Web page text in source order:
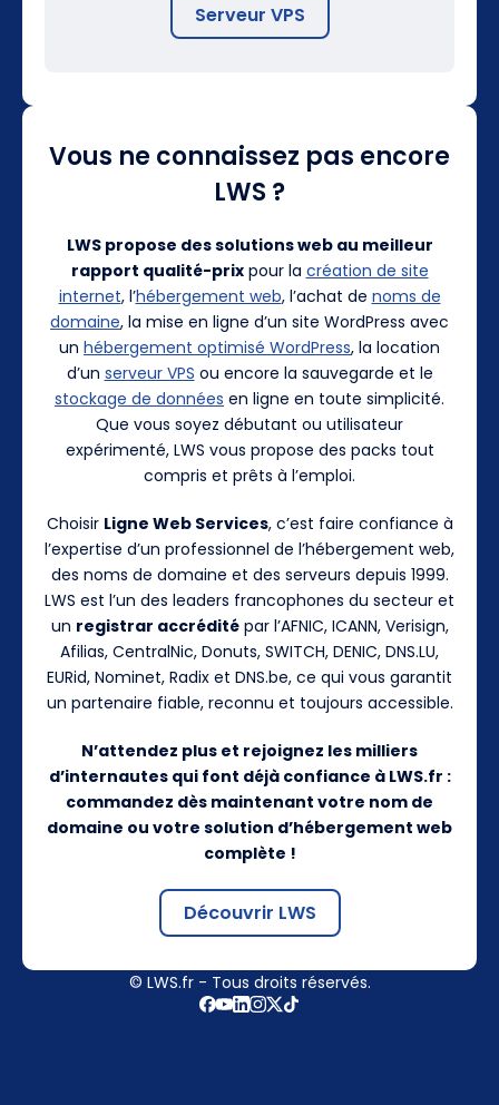
Serveur VPS
Vous ne connaissez pas encore
LWS ?
LWS propose des solutions web au meilleur
rapport qualité-prixpour la création de site
internet, l’hébergement web, l’achat de noms de
domaine, la mise en ligne d’un site WordPress avec
un hébergement optimisé WordPress, la location
d’un serveur VPS ou encore la sauvegarde et le
stockage de données en ligne en toute simplicité.
Que vous soyez débutant ou utilisateur
expérimenté, LWS vous propose des packs tout
compris et prêts à l’emploi.
Choisir Ligne Web Services, c’est faire confiance à
l’expertise d’un professionnel de l’hébergement web,
des noms de domaine et des serveurs depuis 1999.
LWS est l’un des leaders francophones du secteur et
un registrar accréditépar l’AFNIC, ICANN, Verisign,
Afilias, CentralNic, Donuts, SWITCH, DENIC, DNS.LU,
EURid, Nominet, Radix et DNS.be, ce qui vous garantit
un partenaire fiable, reconnu et toujours accessible.
N’attendez plus et rejoignez les milliers
d’internautes qui font déjà confiance à LWS.fr :
commandez dès maintenant votre nom de
domaine ou votre solution d’hébergement web
complète !
Découvrir LWS
© LWS.fr - Tous droits réservés.